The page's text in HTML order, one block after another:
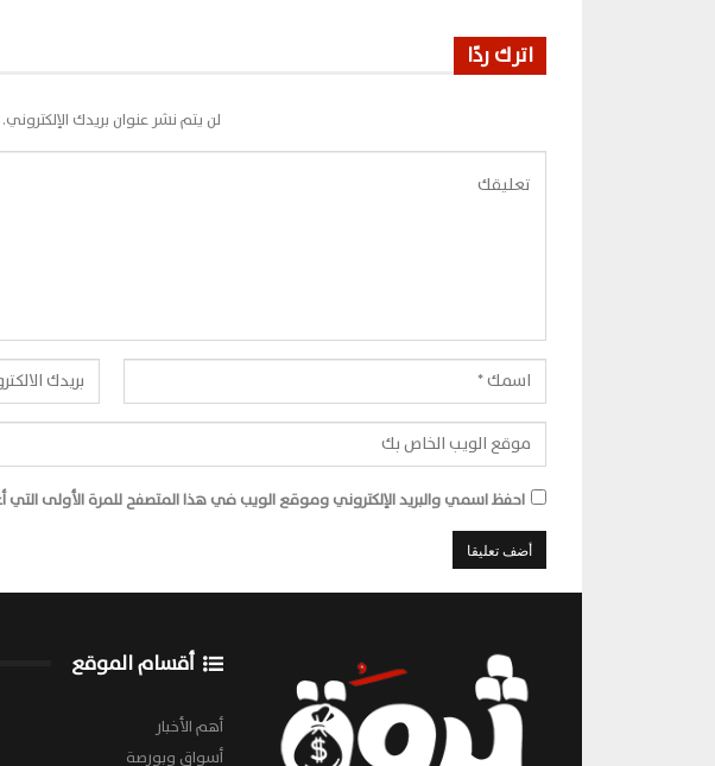
اترك ردًا
لن يتم نشر عنوان بريدك الإلكتروني.
احفظ اسمي والبريد الإلكتروني وموقع الويب في هذا المتصفح للمرة الأولى التي
أقسام الموقع
أهم الأخبار
أسواق وبورصة